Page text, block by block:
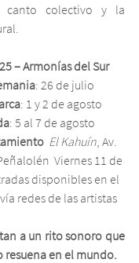
canto colectivo y la
– Armonías del Sur
: 26 de julio
: 1 y 2 de agosto
: 5 al 7 de agosto
El Kahuín , Av.
Viernes 11 de
disponibles en el
redes de las artistas
a un rito sonoro que
resuena en el mundo.